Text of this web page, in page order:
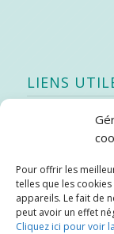
Pour offrir les
telles que les
appareils. Le fait de
peut avoir un effet
Cliquez ici pour voir
LIENS
Quoi de neuf
Stratégie
Bibliothèque
Météo locale